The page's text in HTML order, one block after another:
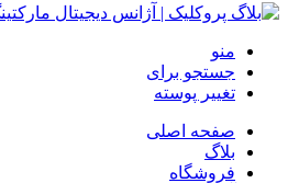
منو
جستجو برای
تغییر پوسته
صفحه اصلی
بلاگ
فروشگاه